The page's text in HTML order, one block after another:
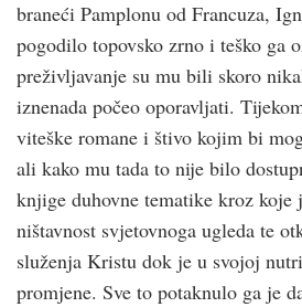
braneći Pamplonu od Francuza,
pogodilo topovsko zrno i teško ga
preživljavanje su mu bili skoro
iznenada počeo oporavljati.
viteške romane i štivo kojim bi
ali kako mu tada to nije bilo
knjige duhovne tematike kroz koje
ništavnost svjetovnoga ugleda te
služenja Kristu dok je u svojoj
promjene. Sve to potaknulo ga je